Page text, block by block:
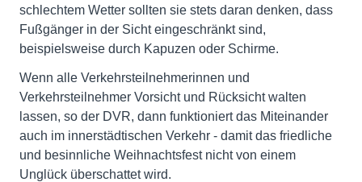
schlechtem Wetter sollten sie stets daran denken, dass
Fußgänger in der Sicht eingeschränkt sind,
beispielsweise durch Kapuzen oder Schirme.
Wenn alle Verkehrsteilnehmerinnen und
Verkehrsteilnehmer Vorsicht und Rücksicht walten
lassen, so der DVR, dann funktioniert das Miteinander
auch im innerstädtischen Verkehr - damit das friedliche
und besinnliche Weihnachtsfest nicht von einem
Unglück überschattet wird.